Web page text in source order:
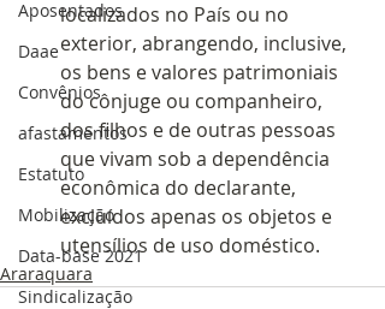
Aposentados
Daae
Convênios
afastamentos
Estatuto
Mobilização
Data-base 2021
Sindicalização
localizados no País ou no
exterior, abrangendo, inclusive,
os bens e valores patrimoniais
do cônjuge ou companheiro,
dos filhos e de outras pessoas
que vivam sob a dependência
econômica do declarante,
excluídos apenas os objetos e
utensílios de uso doméstico.
Araraquara